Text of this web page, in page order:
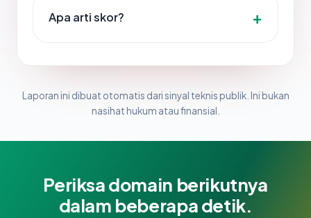
Apa arti skor?
Laporan ini dibuat otomatis dari sinyal teknis publik. Ini bukan
nasihat hukum atau finansial.
Periksa domain berikutnya
dalam beberapa detik.